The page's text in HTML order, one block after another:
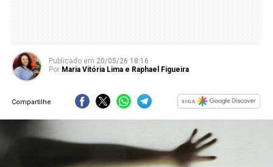
Publicado em 20/05/26 18:16
Por Maria Vitória Lima e Raphael Figueira
Compartilhe